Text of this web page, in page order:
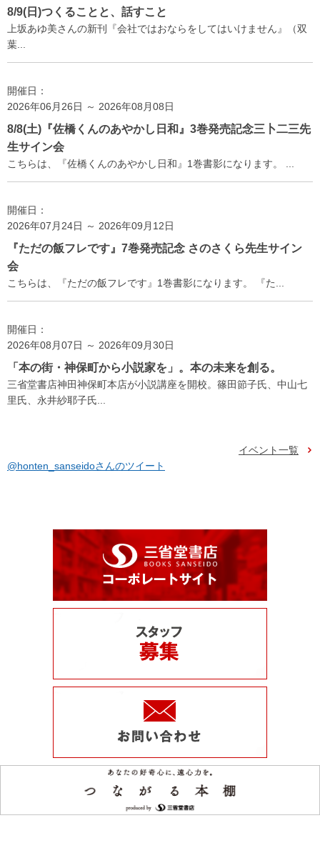
8/9(日)つくることと、話すこと
上坂あゆ美さんの新刊『会社ではおならをしてはいけません』（双
葉...
開催日：
2026年06月26日 ～ 2026年08月08日
8/8(土)『佐橋くんのあやかし日和』3巻発売記念三卜二三先
生サイン会
こちらは、『佐橋くんのあやかし日和』1巻書影になります。 ...
開催日：
2026年07月24日 ～ 2026年09月12日
『ただの飯フレです』7巻発売記念 さのさくら先生サイン
会
こちらは、『ただの飯フレです』1巻書影になります。 『た...
開催日：
2026年08月07日 ～ 2026年09月30日
「本の街・神保町から小説家を」。本の未来を創る。
三省堂書店神田神保町本店が小説講座を開校。篠田節子氏、中山七
里氏、永井紗耶子氏...
イベント一覧
@honten_sanseidoさんのツイート